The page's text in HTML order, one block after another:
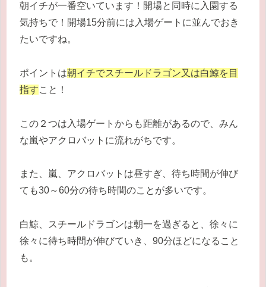
朝イチが一番空いています！開場と同時に入園する
気持ちで！開場15分前には入場ゲートに並んでおき
たいですね。
ポイントは朝イチでスチールドラゴン又は白鯨を目
指すこと！
この２つは入場ゲートからも距離があるので、みん
な嵐やアクロバットに流れがちです。
また、嵐、アクロバットは昼すぎ、待ち時間が伸び
ても30～60分の待ち時間のことが多いです。
白鯨、スチールドラゴンは朝一を過ぎると、徐々に
徐々に待ち時間が伸びていき、90分ほどになること
も。